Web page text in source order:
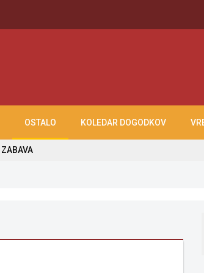
OSTALO KOLEDAR DOGODKOV
ZABAVA